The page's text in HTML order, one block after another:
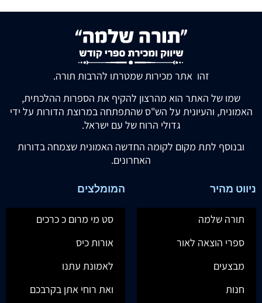
זהו אתר מכירות שמטרתו להרבות תורה.
שמו של האתר הוא מהרצון להקיף את הספרות ההלכתית,
האמונית, והעיונית על הש"ס שהתפתחה במרוצת הדורות על ידי
גדולי הרוח של עם ישראל.
ובנוסף לתת מקום לקומה החדשה האמונית שצמחה בדורות
האחרונים.
ניווט מהיר
תורה שלמה
ספרי הוצאה לאור
מבצעים
חנות
המומלצים
סט מי מרום כ כרכים
אורות כיס
לאמונת עתנו
ואת רוחי אתן בקרבכם